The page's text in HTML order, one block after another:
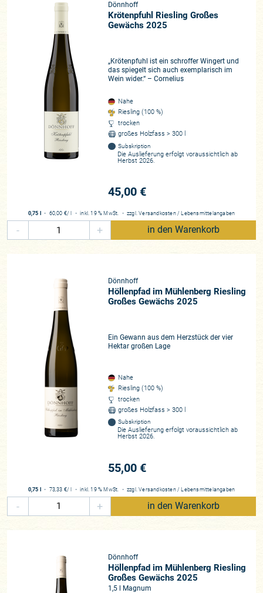
Dönnhoff
Krötenpfuhl Riesling Großes
Gewächs 2025
„Krötenpfuhl ist ein schroffer Wingert und
das spiegelt sich auch exemplarisch im
Wein wider.“ – Cornelius
Nahe
Riesling (100 %)
trocken
großes Holzfass > 300 l
Subskription
Die Auslieferung erfolgt voraussichtlich ab
Herbst 2026.
45,00 €
0,75 l ・ 60,00 €/ l ・inkl. 19 % MwSt. ・ zzgl.Versandkosten / Lebensmittelangaben
- + in den Warenkorb
Dönnhoff
Höllenpfad im Mühlenberg Riesling
Großes Gewächs 2025
Ein Gewann aus dem Herzstück der vier
Hektar großen Lage
Nahe
Riesling (100 %)
trocken
großes Holzfass > 300 l
Subskription
Die Auslieferung erfolgt voraussichtlich ab
Herbst 2026.
55,00 €
0,75 l ・ 73,33 €/ l ・inkl. 19 % MwSt. ・ zzgl.Versandkosten / Lebensmittelangaben
- + in den Warenkorb
Dönnhoff
Höllenpfad im Mühlenberg Riesling
Großes Gewächs 2025
1,5 l Magnum